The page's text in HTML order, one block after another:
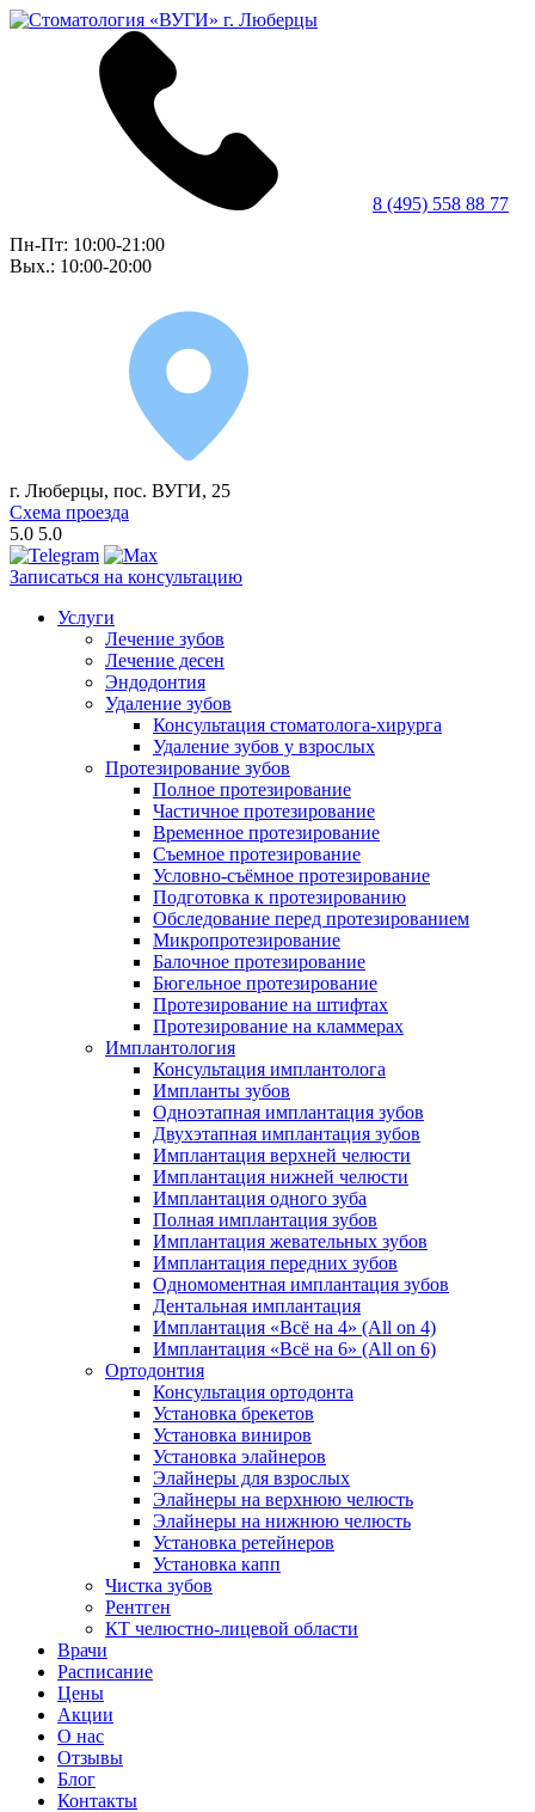
8 (495) 558 88 77
Пн-Пт: 10:00-21:00
Вых.: 10:00-20:00
г. Люберцы, пос. ВУГИ, 25
Схема проезда
5.0 5.0
Записаться на консультацию
Услуги
Лечение зубов
Лечение десен
Эндодонтия
Удаление зубов
Консультация стоматолога-хирурга
Удаление зубов у взрослых
Протезирование зубов
Полное протезирование
Частичное протезирование
Временное протезирование
Съемное протезирование
Условно-съёмное протезирование
Подготовка к протезированию
Обследование перед протезированием
Микропротезирование
Балочное протезирование
Бюгельное протезирование
Протезирование на штифтах
Протезирование на кламмерах
Имплантология
Консультация имплантолога
Импланты зубов
Одноэтапная имплантация зубов
Двухэтапная имплантация зубов
Имплантация верхней челюсти
Имплантация нижней челюсти
Имплантация одного зуба
Полная имплантация зубов
Имплантация жевательных зубов
Имплантация передних зубов
Одномоментная имплантация зубов
Дентальная имплантация
Имплантация «Всё на 4» (All on 4)
Имплантация «Всё на 6» (All on 6)
Ортодонтия
Консультация ортодонта
Установка брекетов
Установка виниров
Установка элайнеров
Элайнеры для взрослых
Элайнеры на верхнюю челюсть
Элайнеры на нижнюю челюсть
Установка ретейнеров
Установка капп
Чистка зубов
Рентген
КТ челюстно-лицевой области
Врачи
Расписание
Цены
Акции
О нас
Отзывы
Блог
Контакты